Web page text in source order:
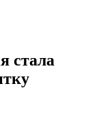
стала